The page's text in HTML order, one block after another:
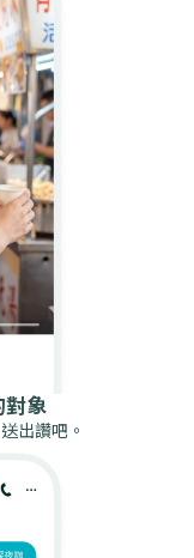
對象
出讚吧。